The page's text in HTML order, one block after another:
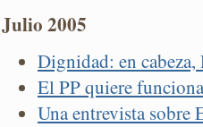
Julio 2005
Dignidad: en
El PP quiere
Una entrevista sobre